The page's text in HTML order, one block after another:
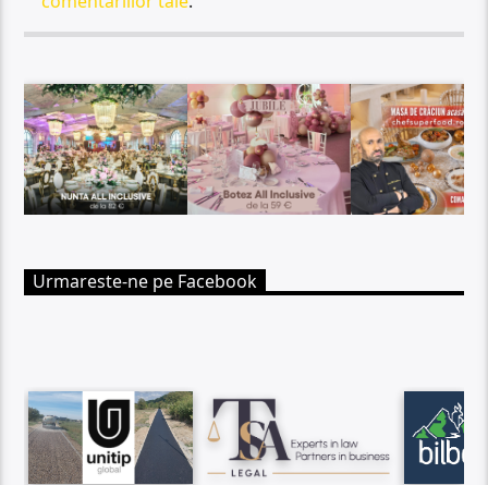
Urmareste-ne pe Facebook